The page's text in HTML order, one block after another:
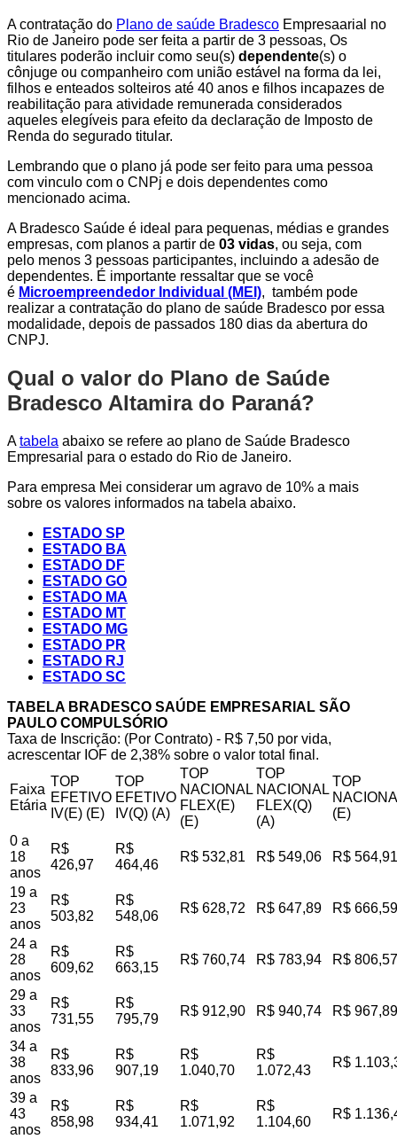
A contratação do Plano de saúde Bradesco Empresaarial no
Rio de Janeiro pode ser feita a partir de 3 pessoas, Os
titulares poderão incluir como seu(s) dependente(s) o
cônjuge ou companheiro com união estável na forma da lei,
filhos e enteados solteiros até 40 anos e filhos incapazes de
reabilitação para atividade remunerada considerados
aqueles elegíveis para efeito da declaração de Imposto de
Renda do segurado titular.
Lembrando que o plano já pode ser feito para uma pessoa
com vinculo com o CNPj e dois dependentes como
mencionado acima.
A Bradesco Saúde é ideal para pequenas, médias e grandes
empresas, com planos a partir de 03 vidas, ou seja, com
pelo menos 3 pessoas participantes, incluindo a adesão de
dependentes. É importante ressaltar que se você
é Microempreendedor Individual (MEI), também pode
realizar a contratação do plano de saúde Bradesco por essa
modalidade, depois de passados 180 dias da abertura do
CNPJ.
Qual o valor do Plano de Saúde
Bradesco Altamira do Paraná?
Atabela abaixo se refere ao plano de Saúde Bradesco
Empresarial para o estado do Rio de Janeiro.
Para empresa Mei considerar um agravo de 10% a mais
sobre os valores informados na tabela abaixo.
ESTADO SP
ESTADO BA
ESTADO DF
ESTADO GO
ESTADO MA
ESTADO MT
ESTADO MG
ESTADO PR
ESTADO RJ
ESTADO SC
TABELA BRADESCO SAÚDE EMPRESARIAL SÃO
PAULO COMPULSÓRIO
Taxa de Inscrição: (Por Contrato) - R$ 7,50 por vida,
acrescentar IOF de 2,38% sobre o valor total final.
Faixa
Etária
TOP
EFETIVO
IV(E) (E)
TOP
EFETIVO
IV(Q) (A)
TOP
NACIONAL
FLEX(E)
(E)
TOP
NACIONAL
FLEX(Q)
(A)
TOP
(E)
0 a
18
anos
R$
426,97
R$
464,46
R$ 532,81 R$ 549,06 R$ 564,91
19 a
23
anos
R$
503,82
R$
548,06
R$ 628,72 R$ 647,89 R$ 666,59
24 a
28
anos
R$
609,62
R$
663,15
R$ 760,74 R$ 783,94 R$ 806,57
29 a
33
anos
R$
731,55
R$
795,79
R$ 912,90 R$ 940,74 R$ 967,89
34 a
38
anos
R$
833,96
R$
907,19
R$
1.040,70
R$
1.072,43
R$
39 a
43
anos
R$
858,98
R$
934,41
R$
1.071,92
R$
1.104,60
R$